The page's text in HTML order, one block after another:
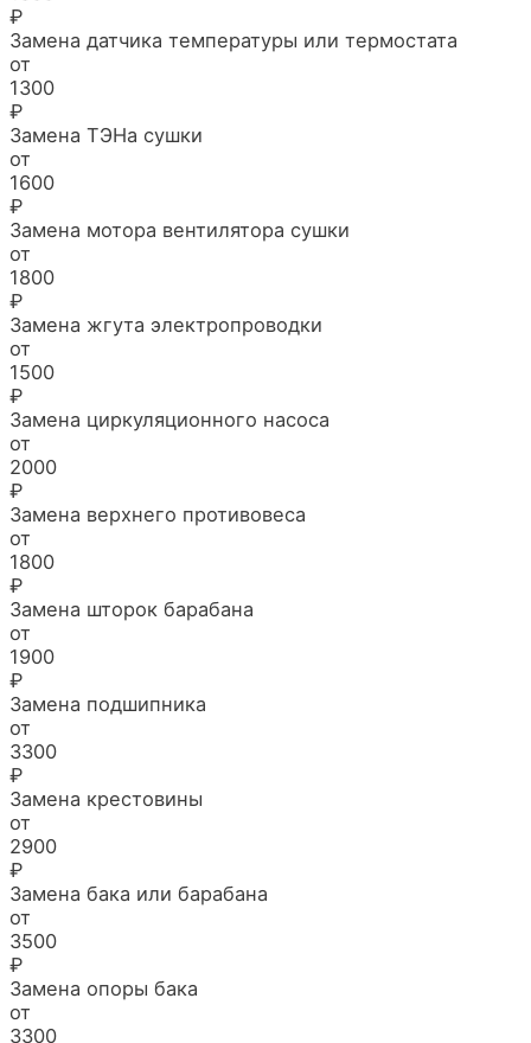
₽
Замена датчика температуры или термостата
от
1300
₽
Замена ТЭНа сушки
от
1600
₽
Замена мотора вентилятора сушки
от
1800
₽
Замена жгута электропроводки
от
1500
₽
Замена циркуляционного насоса
от
2000
₽
Замена верхнего противовеса
от
1800
₽
Замена шторок барабана
от
1900
₽
Замена подшипника
от
3300
₽
Замена крестовины
от
2900
₽
Замена бака или барабана
от
3500
₽
Замена опоры бака
от
3300